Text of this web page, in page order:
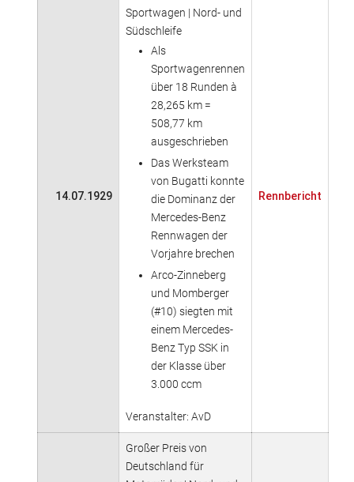
14.07.1929
Sportwagen | Nord- und
Südschleife
Als
Sportwagenrennen
über 18 Runden à
28,265 km =
508,77 km
ausgeschrieben
Das Werksteam
von Bugatti konnte
die Dominanz der
Mercedes-Benz
Rennwagen der
Vorjahre brechen
Arco-Zinneberg
und Momberger
(#10) siegten mit
einem Mercedes-
Benz Typ SSK in
der Klasse über
3.000 ccm
Veranstalter: AvD
Rennbericht
Großer Preis von
Deutschland für